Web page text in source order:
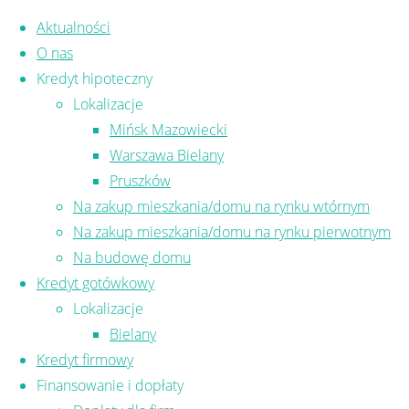
Skip to content
Aktualności
O nas
Kredyt hipoteczny
Lokalizacje
Mińsk Mazowiecki
Warszawa Bielany
Pruszków
Na zakup mieszkania/domu na rynku wtórnym
Na zakup mieszkania/domu na rynku pierwotnym
Na budowę domu
Kredyt gotówkowy
Lokalizacje
Bielany
Kredyt firmowy
Finansowanie i dopłaty
Zadzwoń i umów się na
bezpłatne spotkanie:
731 131 071
Pośrednictwo finansowe
– bezpieczne wsparcie w